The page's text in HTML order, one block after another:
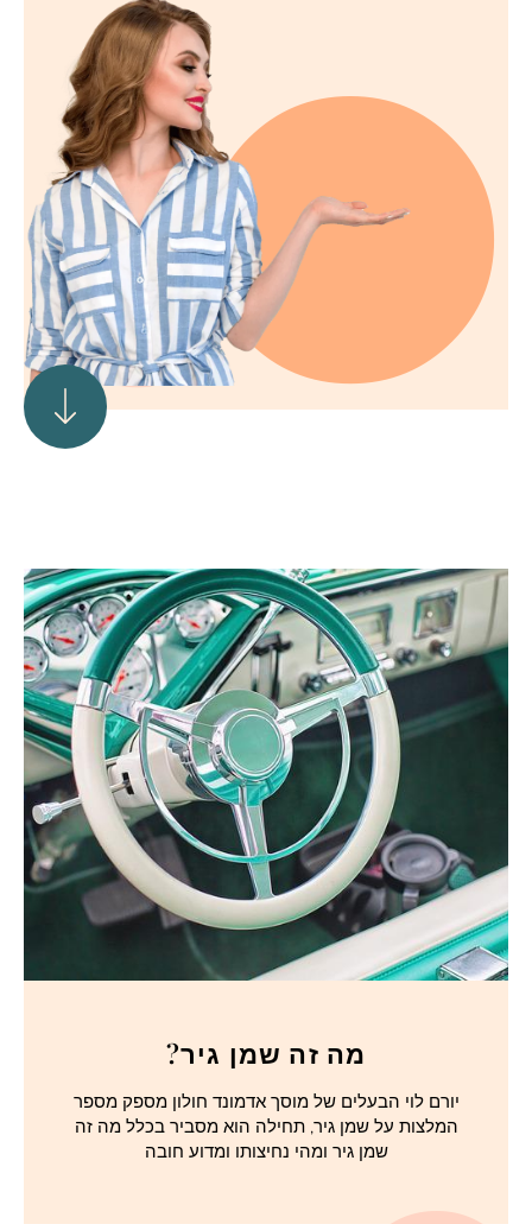
מה זה שמן גיר?
יורם לוי הבעלים של מוסך אדמונד חולון מספק מספר
המלצות על שמן גיר, תחילה הוא מסביר בכלל מה זה
שמן גיר ומהי נחיצותו ומדוע חובה